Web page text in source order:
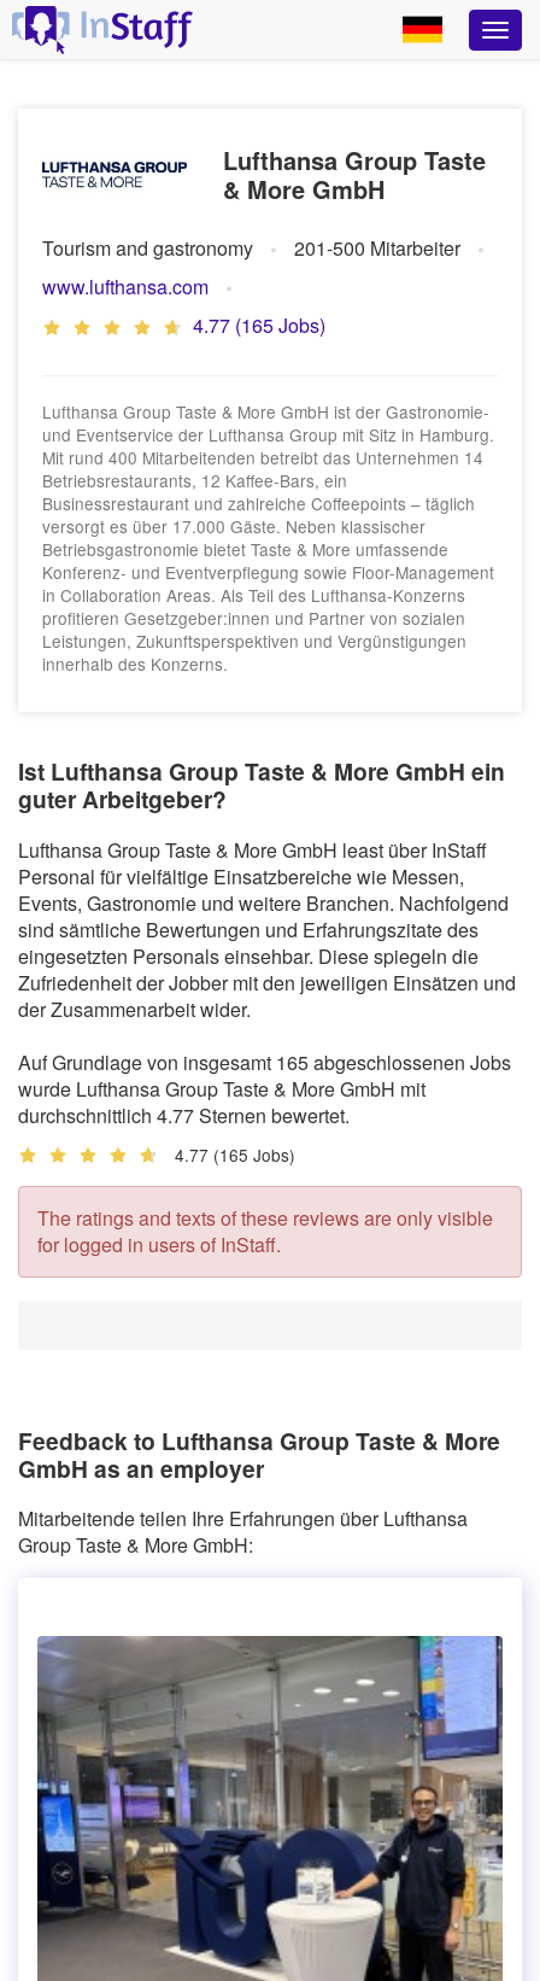
Lufthansa Group Taste
& More GmbH
Tourism and gastronomy
201-500 Mitarbeiter
www.lufthansa.com
4.77 (165 Jobs)
Lufthansa Group Taste & More GmbH ist der Gastronomie-
und Eventservice der Lufthansa Group mit Sitz in Hamburg.
Mit rund 400 Mitarbeitenden betreibt das Unternehmen 14
Betriebsrestaurants, 12 Kaffee-Bars, ein
Businessrestaurant und zahlreiche Coffeepoints – täglich
versorgt es über 17.000 Gäste. Neben klassischer
Betriebsgastronomie bietet Taste & More umfassende
Konferenz- und Eventverpflegung sowie Floor-Management
in Collaboration Areas. Als Teil des Lufthansa-Konzerns
profitieren Gesetzgeber:innen und Partner von sozialen
Leistungen, Zukunftsperspektiven und Vergünstigungen
innerhalb des Konzerns.
Ist Lufthansa Group Taste & More GmbH ein
guter Arbeitgeber?
Lufthansa Group Taste & More GmbH least über InStaff
Personal für vielfältige Einsatzbereiche wie Messen,
Events, Gastronomie und weitere Branchen. Nachfolgend
sind sämtliche Bewertungen und Erfahrungszitate des
eingesetzten Personals einsehbar. Diese spiegeln die
Zufriedenheit der Jobber mit den jeweiligen Einsätzen und
der Zusammenarbeit wider.
Auf Grundlage von insgesamt 165 abgeschlossenen Jobs
wurde Lufthansa Group Taste & More GmbH mit
durchschnittlich 4.77 Sternen bewertet.
4.77 (165 Jobs)
The ratings and texts of these reviews are only visible
for logged in users of InStaff.
Feedback to Lufthansa Group Taste & More
GmbH as an employer
Mitarbeitende teilen Ihre Erfahrungen über Lufthansa
Group Taste & More GmbH: